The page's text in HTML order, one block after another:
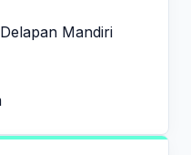
Mandiri